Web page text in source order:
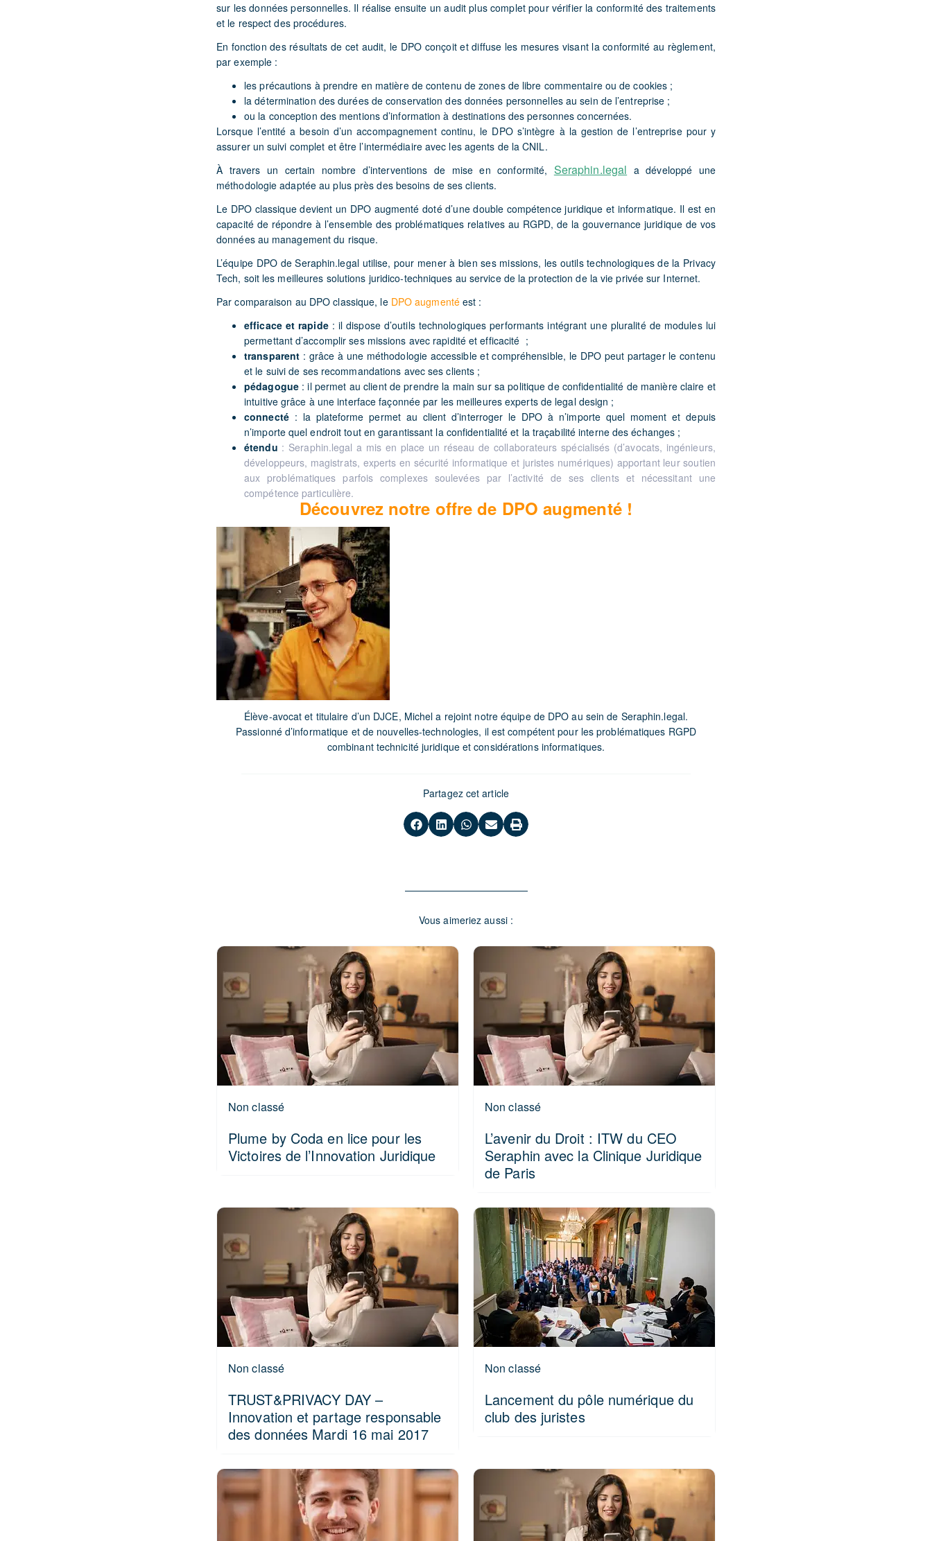
sur les données personnelles. Il réalise ensuite un audit plus complet pour vérifier la conformité des traitements
et le respect des procédures.
En fonction des résultats de cet audit, le DPO conçoit et diffuse les mesures visant la conformité au règlement,
par exemple :
les précautions à prendre en matière de contenu de zones de libre commentaire ou de cookies ;
la détermination des durées de conservation des données personnelles au sein de l’entreprise ;
ou la conception des mentions d’information à destinations des personnes concernées.
Lorsque l’entité a besoin d’un accompagnement continu, le DPO s’intègre à la gestion de l’entreprise pour y
assurer un suivi complet et être l’intermédiaire avec les agents de la CNIL.
À travers un certain nombre d’interventions de mise en conformité, Seraphin.legal a développé une
méthodologie adaptée au plus près des besoins de ses clients.
Le DPO classique devient un DPO augmenté doté d’une double compétence juridique et informatique. Il est en
capacité de répondre à l’ensemble des problématiques relatives au RGPD, de la gouvernance juridique de vos
données au management du risque.
L’équipe DPO de Seraphin.legal utilise, pour mener à bien ses missions, les outils technologiques de la Privacy
Tech, soit les meilleures solutions juridico-techniques au service de la protection de la vie privée sur Internet.
Par comparaison au DPO classique, le DPO augmentéest :
efficace et rapide: il dispose d’outils technologiques performants intégrant une pluralité de modules lui
permettant d’accomplir ses missions avec rapidité et efficacité ;
transparent : grâce à une méthodologie accessible et compréhensible, le DPO peut partager le contenu
et le suivi de ses recommandations avec ses clients ;
pédagogue: il permet au client de prendre la main sur sa politique de confidentialité de manière claire et
intuitive grâce à une interface façonnée par les meilleures experts de legal design ;
connecté: la plateforme permet au client d’interroger le DPO à n’importe quel moment et depuis
n’importe quel endroit tout en garantissant la confidentialité et la traçabilité interne des échanges ;
étendu : Seraphin.legal a mis en place un réseau de collaborateurs spécialisés (d’avocats, ingénieurs,
développeurs, magistrats, experts en sécurité informatique et juristes numériques) apportant leur soutien
aux problématiques parfois complexes soulevées par l’activité de ses clients et nécessitant une
compétence particulière.
Découvrez notre offre de DPO augmenté !
Élève-avocat et titulaire d’un DJCE, Michel a rejoint notre équipe de DPO au sein de Seraphin.legal.
Passionné d’informatique et de nouvelles-technologies, il est compétent pour les problématiques RGPD
combinant technicité juridique et considérations informatiques.
Partagez cet article
Vous aimeriez aussi :
Non classé
Plume by Coda en lice pour les
Victoires de l’Innovation Juridique
Non classé
L’avenir du Droit : ITW du CEO
Seraphin avec la Clinique Juridique
de Paris
Non classé
TRUST&PRIVACY DAY –
Innovation et partage responsable
des données Mardi 16 mai 2017
Non classé
Lancement du pôle numérique du
club des juristes